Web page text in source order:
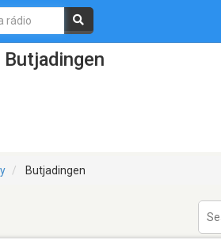
Butjadingen
Butjadingen